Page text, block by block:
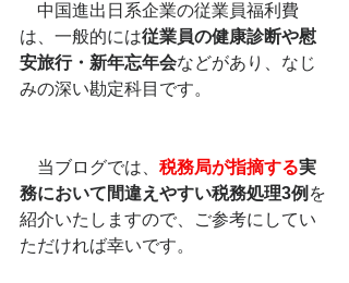
中国進出日系企業の従業員福利費
は、一般的には従業員の健康診断や慰
安旅行・新年忘年会などがあり、なじ
みの深い勘定科目です。
当ブログでは、 税務局が指摘する実
務において間違えやすい税務処理3例 を
紹介いたしますので、ご参考にしてい
ただければ幸いです。